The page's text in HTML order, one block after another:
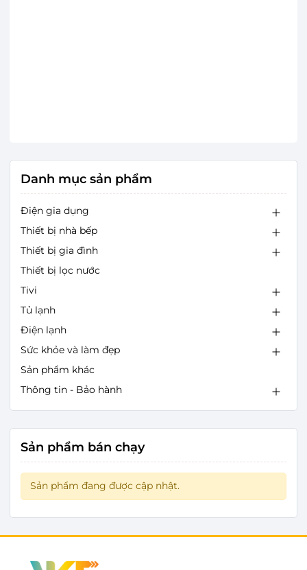
Danh mục sản phẩm
Điện gia dụng
Thiết bị nhà bếp
Thiết bị gia đình
Thiết bị lọc nước
Tivi
Tủ lạnh
Điện lạnh
Sức khỏe và làm đẹp
Sản phẩm khác
Thông tin - Bảo hành
Sản phẩm bán chạy
Sản phẩm đang được cập nhật.